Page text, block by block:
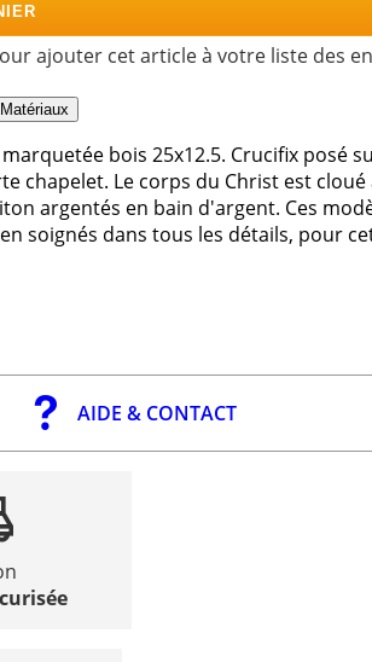
ajouter cet article à votre liste des
Matériaux
bois 25x12.5. Crucifix posé
chapelet. Le corps du Christ est
argentés en bain d'argent. Ces
soignés dans tous les détails, pour
AIDE & CONTACT